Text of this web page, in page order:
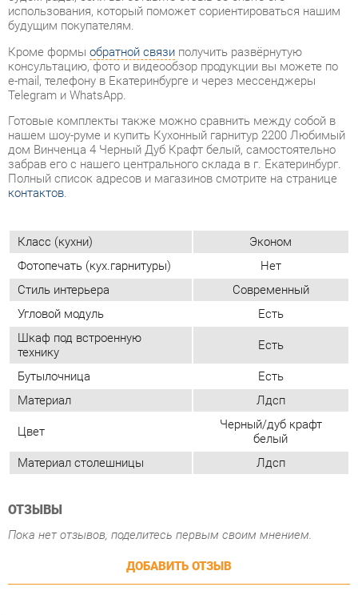
Готовые комплекты также можно сравнить между собой в
дом Винченца 4 Черный Дуб Крафт белый, самостоятельно
забрав его с нашего центрального склада в г. Екатеринбург.
Полный список адресов и магазинов смотрите на странице
контактов.
Класс (кухни)
Эконом
Фотопечать (кух.гарнитуры)
Нет
Стиль интерьера
Современный
Шкаф под встроенную
технику
Есть
Бутылочница
Есть
Материал
Лдсп
Цвет
Черный/дуб крафт
белый
Материал столешницы
ОТЗЫВЫ
Пока нет отзывов, поделитесь первым своим мнением.
ДОБАВИТЬ ОТЗЫВ